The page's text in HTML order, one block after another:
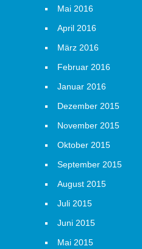
Mai 2016
April 2016
März 2016
Februar 2016
Januar 2016
Dezember 2015
November 2015
Oktober 2015
September 2015
August 2015
Juli 2015
Juni 2015
Mai 2015